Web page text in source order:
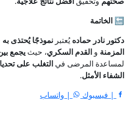
🔚 الخاتمة
دكتور نادر حمادهيُعتبر نموذجًا يُحتذى به
المزمنة و القدم السكري، حيث يجمع
لمساعدة المرضى في التغلب على
الشفاء الأمثل.
| فيسبوك
| واتساب